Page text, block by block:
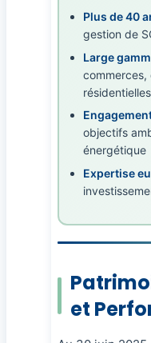
Plus de 40
gestion de
Large
commerces,
résidentielles
objectifs
énergétique
Expertise
et